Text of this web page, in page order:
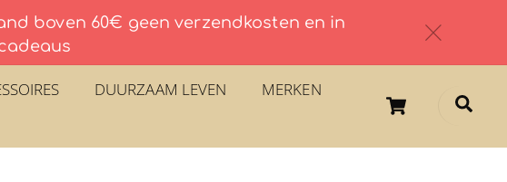
boven 60€ geen verzendkosten en in
c
Cart
DUURZAAM LEVEN MERKEN